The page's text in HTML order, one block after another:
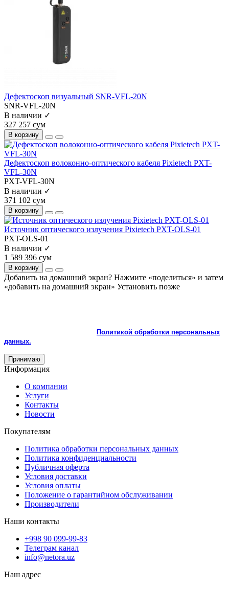
Дефектоскоп визуальный SNR-VFL-20N
SNR-VFL-20N
В наличии ✓
327 257 сум
В корзину
Дефектоскоп волоконно-оптического кабеля Pixietech PXT-
VFL-30N
PXT-VFL-30N
В наличии ✓
371 102 сум
В корзину
Источник оптического излучения Pixietech PXT-OLS-01
PXT-OLS-01
В наличии ✓
1 589 396 сум
В корзину
Добавить на домашний экран? Нажмите «поделиться» и затем
«добавить на домашний экран» Установить позже
Политикой обработки персональных
данных.
Принимаю
Информация
О компании
Услуги
Контакты
Новости
Покупателям
Политика обработки персональных данных
Политика конфиденциальности
Публичная оферта
Условия доставки
Условия оплаты
Положение о гарантийном обслуживании
Производители
Наши контакты
+998 90 099-99-83
Телеграм канал
info@netora.uz
Наш адрес